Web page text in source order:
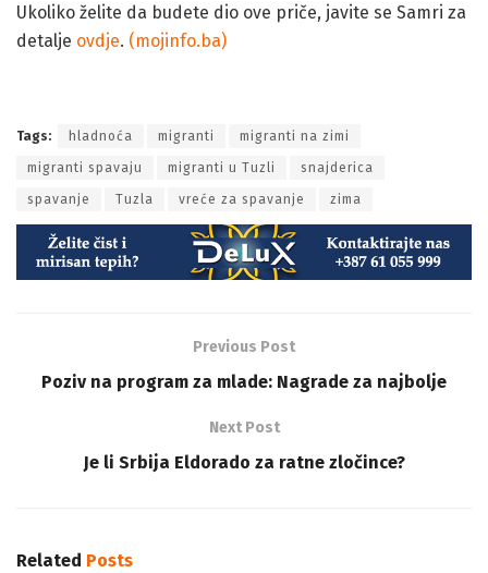
Ukoliko želite da budete dio ove priče, javite se Samri za
detalje ovdje. (mojinfo.ba)
Tags: hladnoća migranti migranti na zimi
migranti spavaju migranti u Tuzli snajderica
spavanje Tuzla vreće za spavanje zima
Previous Post
Poziv na program za mlade: Nagrade za najbolje
Next Post
Je li Srbija Eldorado za ratne zločince?
Related Posts